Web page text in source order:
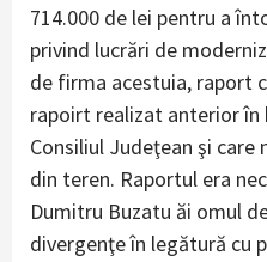
714.000 de lei pentru a
privind lucrări de
de firma acestuia, raport
rapoirt realizat anterior în
Consiliul Judeţean şi
din teren. Raportul era
Dumitru Buzatu ăi omul
divergenţe în legătură cu